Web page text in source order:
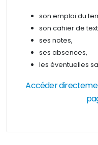
son emploi du
son cahier de
ses notes,
ses absences,
les éventuelles
Accéder